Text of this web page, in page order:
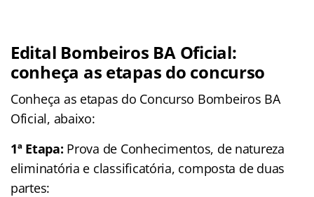
Edital Bombeiros BA Oficial:
conheça as etapas do concurso
Conheça as etapas do Concurso Bombeiros BA
Oficial, abaixo:
1ª Etapa: Prova de Conhecimentos, de natureza
eliminatória e classificatória, composta de duas
partes: